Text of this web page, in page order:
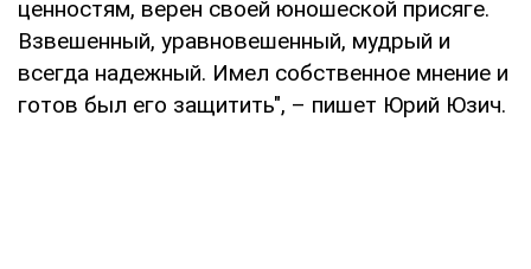
ценностям, верен своей юношеской присяге.
Взвешенный, уравновешенный, мудрый и
всегда надежный. Имел собственное мнение и
готов был его защитить", – пишет Юрий Юзич.